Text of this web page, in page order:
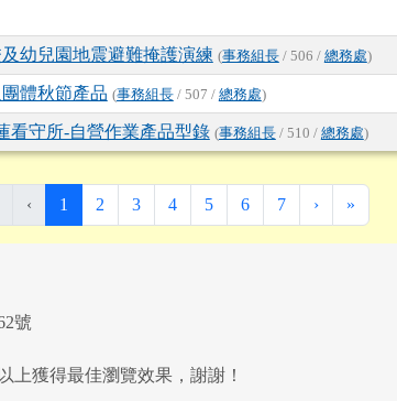
幼兒園地震避難掩護演練 (事務組長/ 506 / 總務處)
體秋節產品 (事務組長/ 507 / 總務處)
守所-自營作業產品型錄 (事務組長/ 510 / 總務處)
‹ 1 (目前頁次)
2 3 4 5 6 7 ›下一頁
»最後頁
號
上獲得最佳瀏覽效果，謝謝！